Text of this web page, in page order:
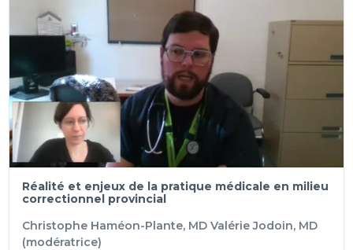
Réalité et enjeux de la pratique médicale en milieu
correctionnel provincial
Christophe Haméon-Plante, MD Valérie Jodoin, MD
(modératrice)